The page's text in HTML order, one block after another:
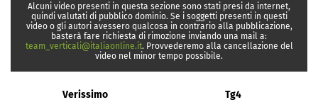
Alcuni video presenti in questa sezione sono stati presi da internet,
quindi valutati di pubblico dominio. Se i soggetti presenti in questi
video o gli autori avessero qualcosa in contrario alla pubblicazione,
basterà fare richiesta di rimozione inviando una mail a:
team_verticali@italiaonline.it. Provvederemo alla cancellazione del
video nel minor tempo possibile.
Verissimo Tg4